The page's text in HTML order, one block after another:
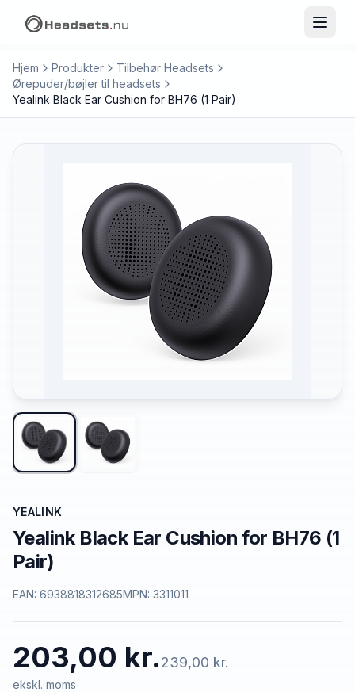
Hjem Produkter
Tilbehør Headsets
Ørepuder/bøjler til headsets
Yealink Black Ear Cushion for BH76 (1 Pair)
YEALINK
Yealink Black Ear Cushion for BH76 (1
Pair)
EAN: 6938818312685MPN: 3311011
203,00 kr.239,00 kr.
ekskl. moms